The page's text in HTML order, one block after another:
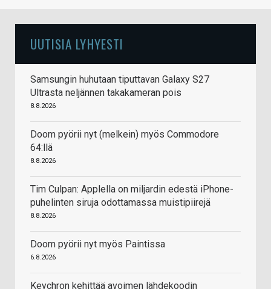
UUTISIA LYHYESTI
Samsungin huhutaan tiputtavan Galaxy S27
Ultrasta neljännen takakameran pois
8.8.2026
Doom pyörii nyt (melkein) myös Commodore
64:llä
8.8.2026
Tim Culpan: Applella on miljardin edestä iPhone-
puhelinten siruja odottamassa muistipiirejä
8.8.2026
Doom pyörii nyt myös Paintissa
6.8.2026
Keychron kehittää avoimen lähdekoodin